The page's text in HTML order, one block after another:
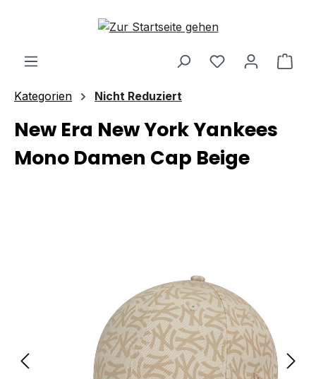
Zum Hauptinhalt springen
Kategorien Nicht Reduziert
New Era New York Yankees
Mono Damen Cap Beige